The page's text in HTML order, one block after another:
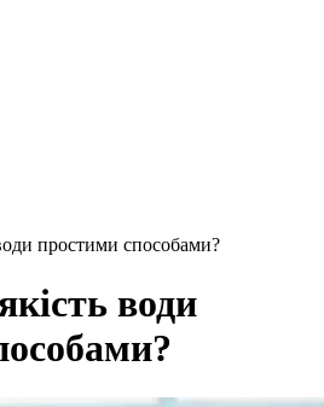
простими способами?
води